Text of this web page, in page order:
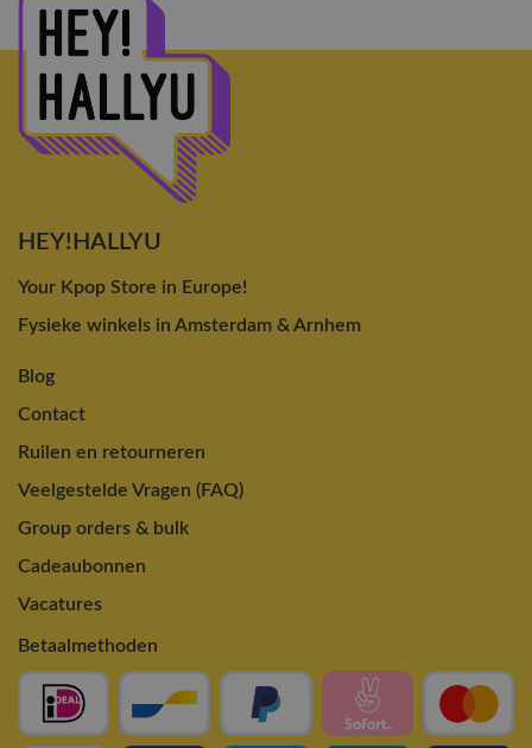
HEY!HALLYU
Your Kpop Store in Europe!
Fysieke winkels in Amsterdam & Arnhem
Blog
Contact
Ruilen en retourneren
Veelgestelde Vragen (FAQ)
Group orders & bulk
Cadeaubonnen
Vacatures
Betaalmethoden